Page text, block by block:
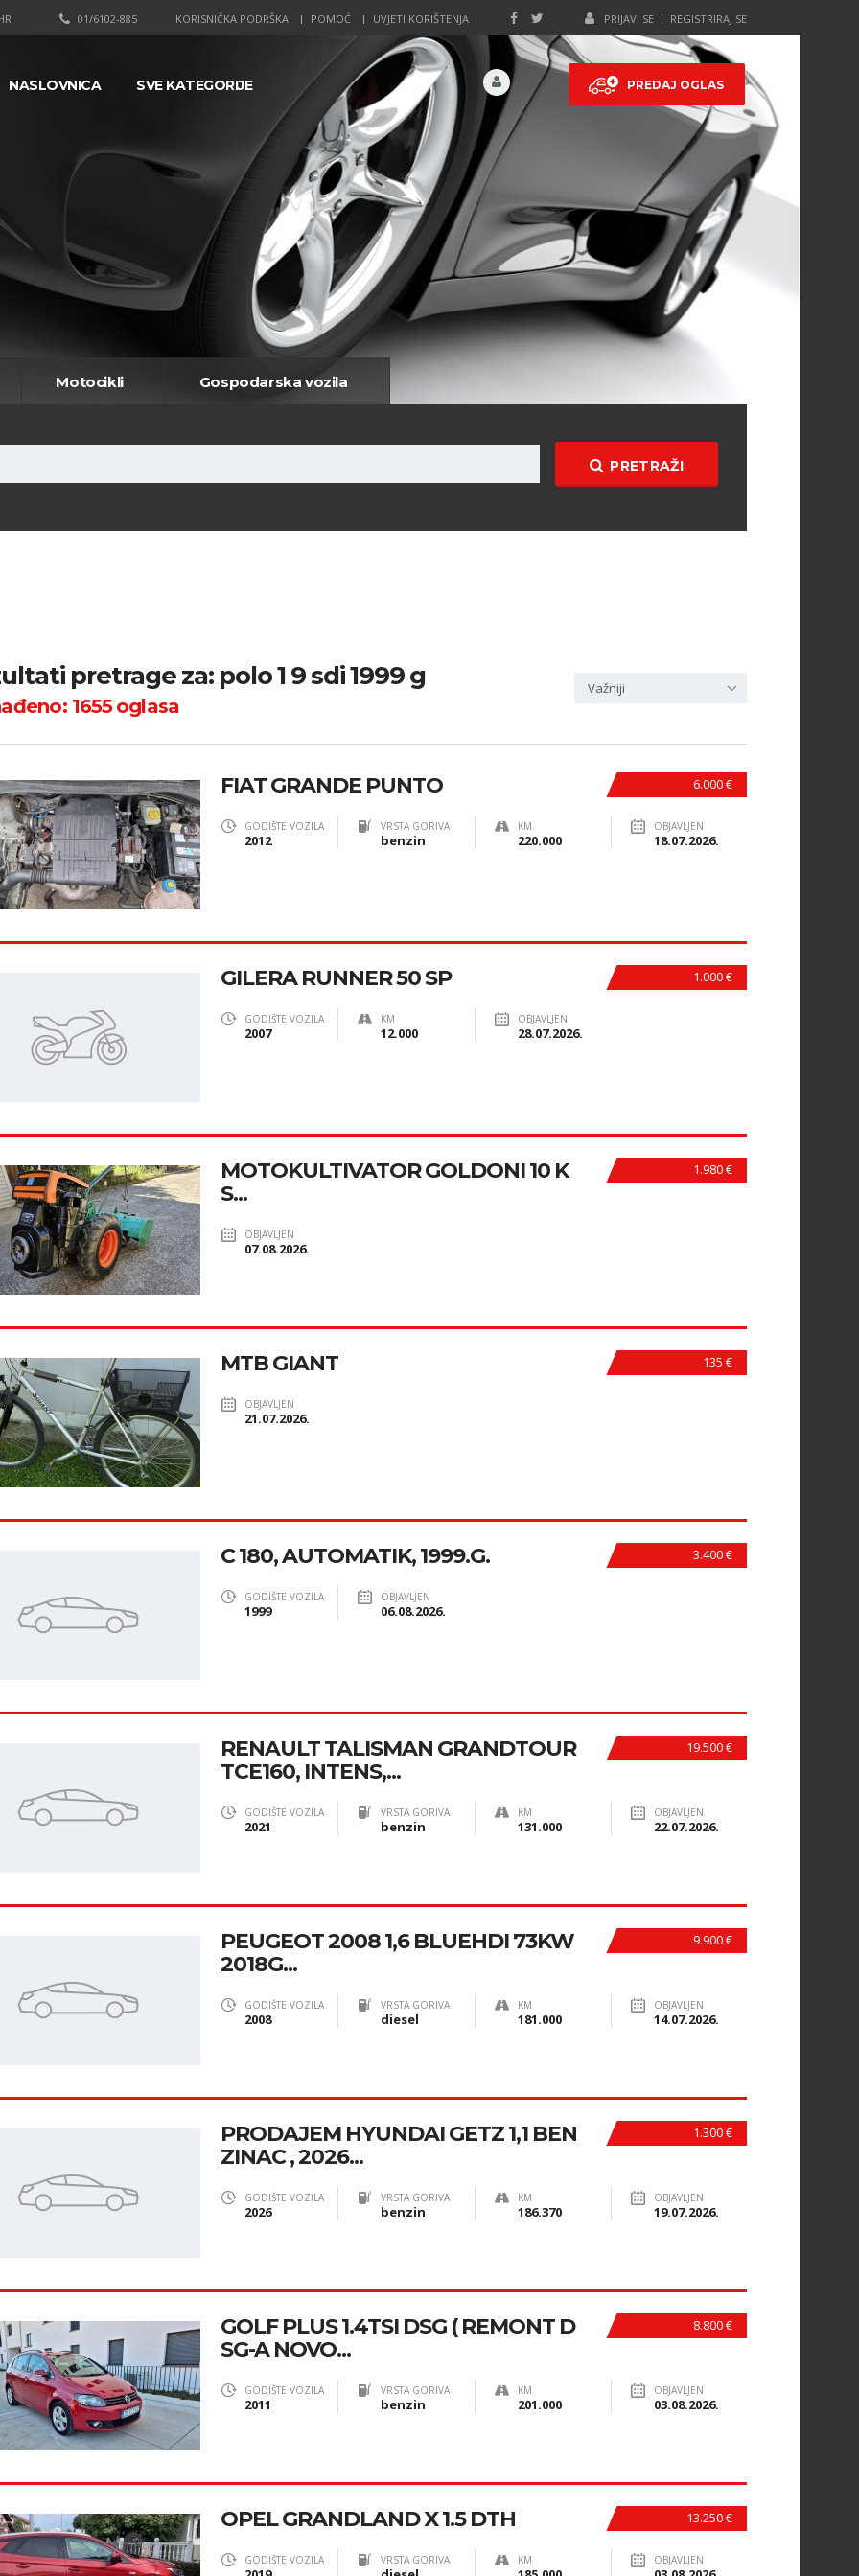
PRIJAVI SE REGISTRIRAJ SE
KORISNIČKA PODRŠKA POMOĆ UVJETI KORIŠTENJA
01/6102-885
PREDAJ OGLAS
NASLOVNICA SVE KATEGORIJE
Motocikli Gospodarska vozila
PRETRAŽI
pretrage za: polo 1 9 sdi 1999 g
1655oglasa
Važniji
6.000 €
FIAT GRANDE PUNTO
GODIŠTE VOZILA
2012
VRSTA GORIVA
benzin
KM
220.000
OBJAVLJEN
18.07.2026.
1.000 €
GILERA RUNNER 50 SP
GODIŠTE VOZILA
2007
KM
12.000
OBJAVLJEN
28.07.2026.
1.980 €
MOTOKULTIVATOR GOLDONI 10 K
S...
OBJAVLJEN
07.08.2026.
135 €
MTB GIANT
OBJAVLJEN
21.07.2026.
3.400 €
C 180, AUTOMATIK, 1999.G.
GODIŠTE VOZILA
1999
OBJAVLJEN
06.08.2026.
19.500 €
RENAULT TALISMAN GRANDTOUR
TCE160, INTENS,...
GODIŠTE VOZILA
2021
VRSTA GORIVA
benzin
KM
131.000
OBJAVLJEN
22.07.2026.
9.900 €
PEUGEOT 2008 1,6 BLUEHDI 73KW
2018G...
GODIŠTE VOZILA
2008
VRSTA GORIVA
diesel
KM
181.000
OBJAVLJEN
14.07.2026.
1.300 €
PRODAJEM HYUNDAI GETZ 1,1 BEN
ZINAC , 2026...
GODIŠTE VOZILA
2026
VRSTA GORIVA
benzin
KM
186.370
OBJAVLJEN
19.07.2026.
8.800 €
GOLF PLUS 1.4TSI DSG ( REMONT D
SG-A NOVO...
GODIŠTE VOZILA
2011
VRSTA GORIVA
benzin
KM
201.000
OBJAVLJEN
03.08.2026.
13.250 €
OPEL GRANDLAND X 1.5 DTH
GODIŠTE VOZILA VRSTA GORIVA KM OBJAVLJEN